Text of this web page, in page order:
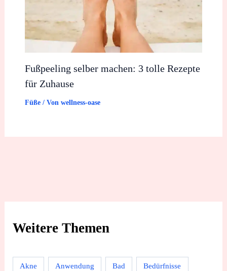
Weitere Themen
Akne Anwendung Bad Bedürfnisse
Fußpeeling selber machen: 3 tolle Rezepte
für Zuhause
Füße/ Von wellness-oase